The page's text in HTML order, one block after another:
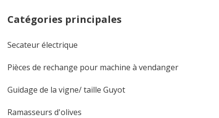
Catégories principales
Secateur électrique
Pièces de rechange pour machine à vendanger
Guidage de la vigne/ taille Guyot
Ramasseurs d'olives